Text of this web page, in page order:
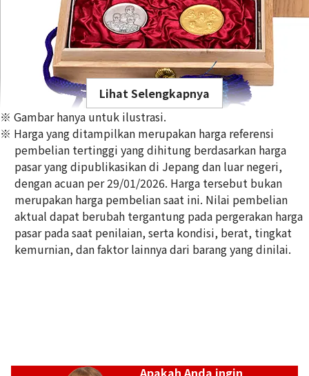
Gold Platinum (K24/Sv1000) Meiji 100th Anniversary
Silver Medal Set
100g
Referensi Harga Buyback
204.733.151
Lihat Selengkapnya
※ Gambar hanya untuk ilustrasi.
※ Harga yang ditampilkan merupakan harga referensi
pembelian tertinggi yang dihitung berdasarkan harga
pasar yang dipublikasikan di Jepang dan luar negeri,
dengan acuan per 29/01/2026. Harga tersebut bukan
merupakan harga pembelian saat ini. Nilai pembelian
aktual dapat berubah tergantung pada pergerakan harga
pasar pada saat penilaian, serta kondisi, berat, tingkat
kemurnian, dan faktor lainnya dari barang yang dinilai.
Apakah Anda ingin